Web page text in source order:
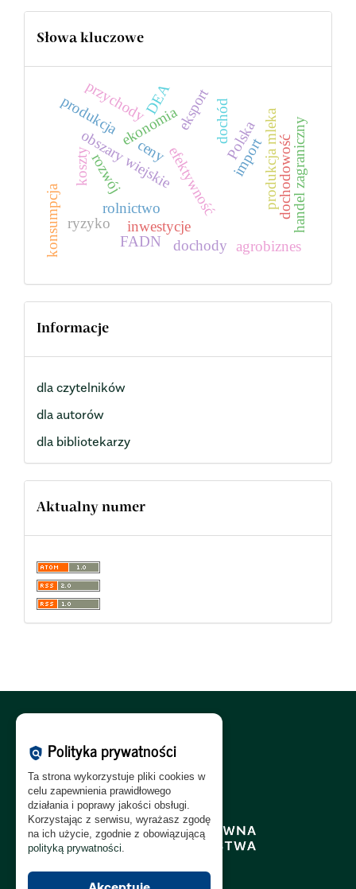
Słowa kluczowe
rolnictwo efektywność produkcja mleka
obszary wiejskie Polska
inwestycje
ekonomia
ceny
FADN
koszty
dochód
produkcja
przychody eksport
dochody
rozwój
agrobiznes
dochodowośćhandel zagraniczny
ryzyko
DEA
konsumpcja
import
Informacje
dla czytelników
dla autorów
dla bibliotekarzy
Aktualny numer
Polityka Prywatności:PL
Polityka RODO:PL|EN
policy Polityka prywatności
Ta strona wykorzystuje pliki cookies w
celu zapewnienia prawidłowego
działania i poprawy jakości obsługi.
Korzystając z serwisu, wyrażasz zgodę
na ich użycie, zgodnie z obowiązującą
polityką prywatności